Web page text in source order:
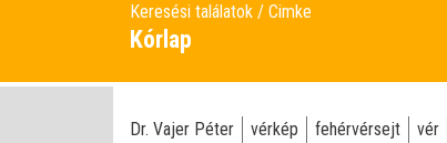
Keresési találatok Cimke
Kórlap
Dr. Vajer Péter vérkép fehérvérsejt vér